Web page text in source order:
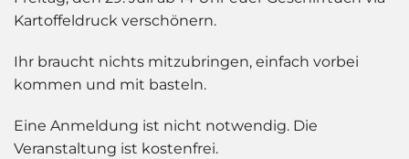
Kartoffeldruck verschönern.
Ihr braucht nichts mitzubringen, einfach vorbei
kommen und mit basteln.
Eine Anmeldung ist nicht notwendig. Die
Veranstaltung ist kostenfrei.